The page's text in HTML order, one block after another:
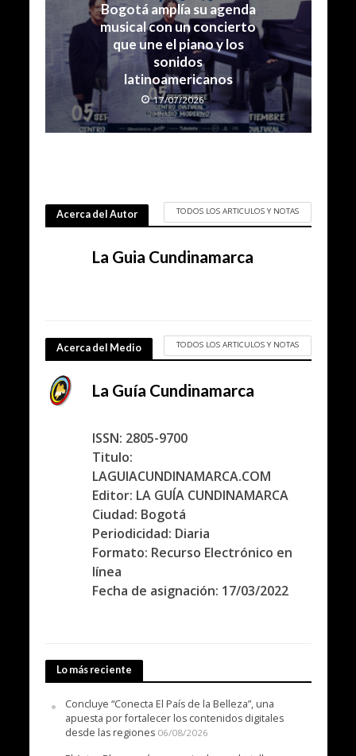
Bogotá amplía su agenda
musical con un concierto
que une el piano y los
sonidos
latinoamericanos
17/07/2026
Acerca del Autor TODOS LOS ARTICULOS Y NOTAS
La Guia Cundinamarca
Acerca del Medio TODOS LOS ARTICULOS Y NOTAS
La Guía Cundinamarca
ISSN: 2805-9700
Titulo:
LAGUIACUNDINAMARCA.COM
Editor: LA GUÍA CUNDINAMARCA
Ciudad: Bogotá
Periodicidad: Diaria
Formato: Recurso Electrónico en
línea
Fecha de asignación: 17/03/2022
Lo más reciente
Concluye “Conecta El País de la Belleza”, una
apuesta por fortalecer los contenidos digitales
desde las regiones 06/08/2026